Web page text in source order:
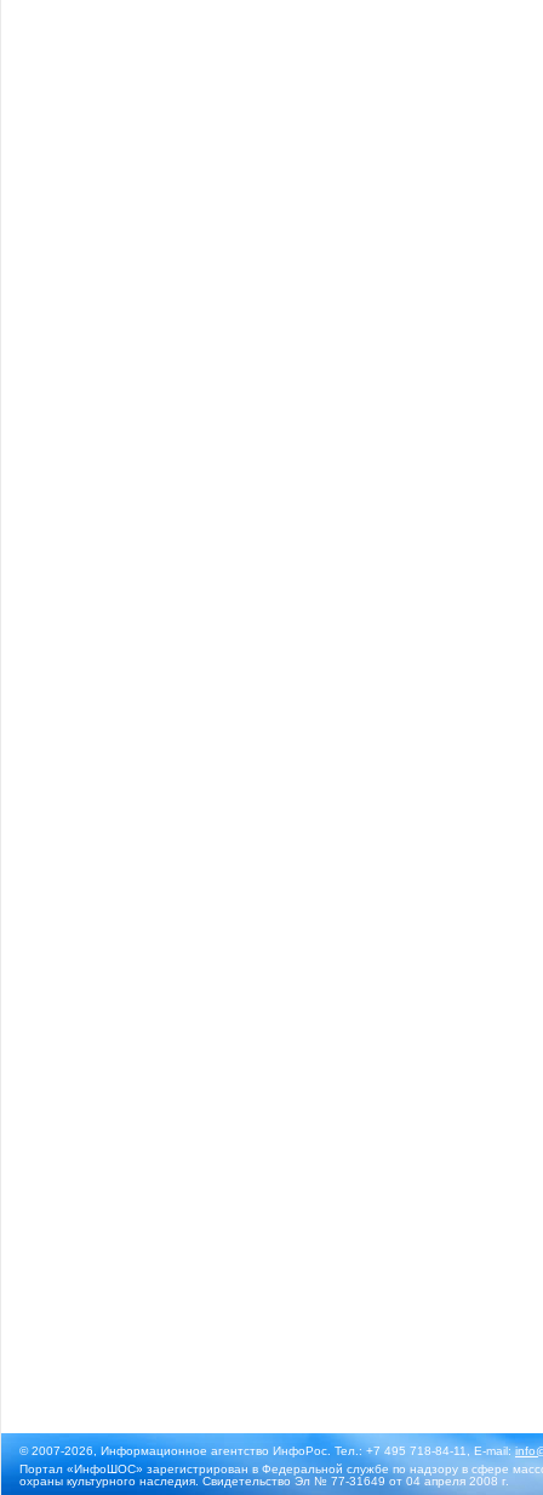
© 2007-2026, Информационное агентство ИнфоРос. Тел.: +7 495 718-84-11, E-mail:
Портал «ИнфоШОС» зарегистрирован в Федеральной службе по надзору в сфере
охраны культурного наследия. Свидетельство Эл № 77-31649 от 04 апреля 2008 г.